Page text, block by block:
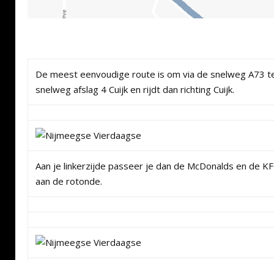
De meest eenvoudige route is om via de snelweg A73
snelweg afslag 4 Cuijk en rijdt dan richting Cuijk.
Aan je linkerzijde passeer je dan de McDonalds en de
aan de rotonde.